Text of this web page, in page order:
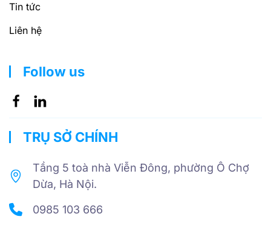
Tin tức
Liên hệ
Follow us
TRỤ SỞ CHÍNH
Tầng 5 toà nhà Viễn Đông, phường Ô Chợ
Dừa, Hà Nội.
0985 103 666